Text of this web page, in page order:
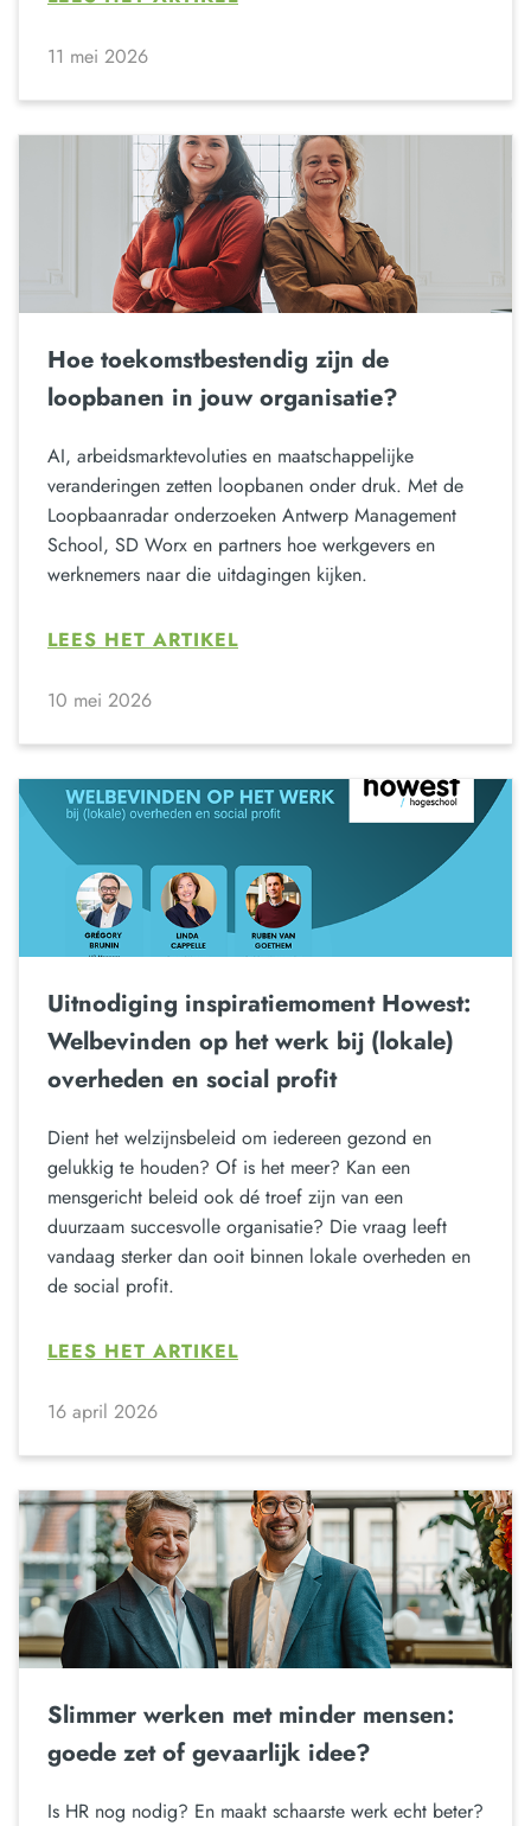
11 mei 2026
Hoe toekomstbestendig zijn de
loopbanen in jouw organisatie?
AI, arbeidsmarktevoluties en maatschappelijke
veranderingen zetten loopbanen onder druk. Met de
Loopbaanradar onderzoeken Antwerp Management
School, SD Worx en partners hoe werkgevers en
werknemers naar die uitdagingen kijken.
LEES HET ARTIKEL
10 mei 2026
Uitnodiging inspiratiemoment Howest:
Welbevinden op het werk bij (lokale)
overheden en social profit
Dient het welzijnsbeleid om iedereen gezond en
gelukkig te houden? Of is het meer? Kan een
mensgericht beleid ook dé troef zijn van een
duurzaam succesvolle organisatie? Die vraag leeft
vandaag sterker dan ooit binnen lokale overheden en
de social profit.
LEES HET ARTIKEL
16 april 2026
Slimmer werken met minder mensen:
goede zet of gevaarlijk idee?
Is HR nog nodig? En maakt schaarste werk echt beter?